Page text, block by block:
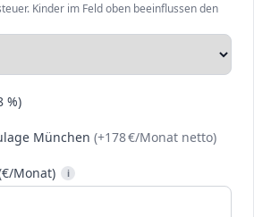
Kinder im Feld oben beeinflussen den
%)
München (+178€/Monat netto)
Monat) i